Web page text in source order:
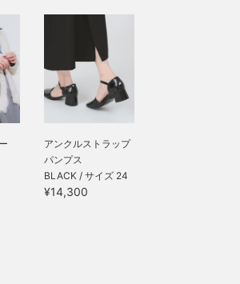
アンクルストラップ
パンプス
BLACK / サイズ 24
¥14,300